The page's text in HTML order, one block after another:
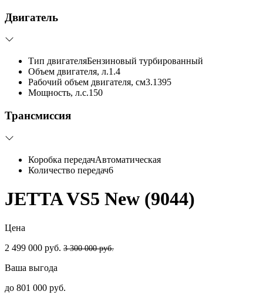
Двигатель
Тип двигателяБензиновый турбированный
Объем двигателя, л.1.4
Рабочий объем двигателя, см3.1395
Мощность, л.с.150
Трансмиссия
Коробка передачАвтоматическая
Количество передач6
JETTA VS5 New (9044)
Цена
2 499 000 руб. 3 300 000 руб.
Ваша выгода
до 801 000 руб.